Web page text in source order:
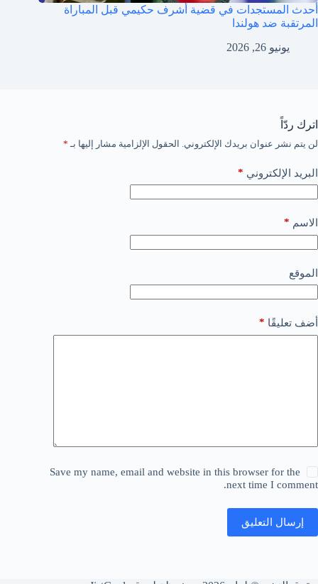
أحدث المستجدات في قضية أشرف حكيمي قبل المباراة
المرتقبة ضد هولندا
يونيو 26, 2026
اترك ردّاً
لن يتم نشر عنوان بريدك الإلكتروني. الحقول الإلزامية مشار إليها بـ *
البريد الإلكتروني *
الاسم *
الموقع
أضف تعليقًا *
Save my name, email and website in this browser for the
next time I comment.
إرسال التعليق